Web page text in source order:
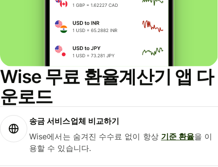
Wise 무료 환율계산기 앱 다
운로드
송금 서비스업체 비교하기
Wise에서는 숨겨진 수수료 없이 항상 기준 환율을 이
용할 수 있습니다.